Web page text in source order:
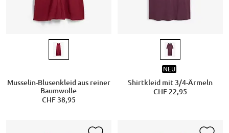
Musselin-Blusenkleid aus reiner
Baumwolle
CHF 38,95
NEU
Shirtkleid mit 3/4-Ärmeln
CHF 22,95